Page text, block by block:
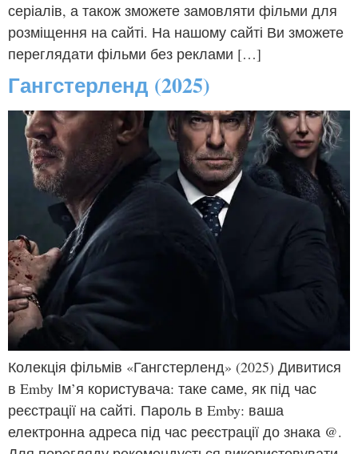
серіалів, а також зможете замовляти фільми для
розміщення на сайті. На нашому сайті Ви зможете
переглядати фільми без реклами […]
Гангстерленд (2025)
Колекція фільмів «Гангстерленд» (2025) Дивитися
в Emby Ім’я користувача: таке саме, як під час
реєстрації на сайті. Пароль в Emby: ваша
електронна адреса під час реєстрації до знака @.